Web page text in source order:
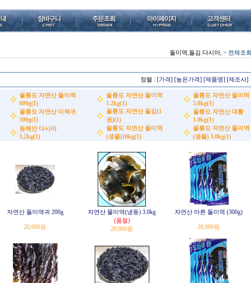
돌미역,돌김.다시마, > 전체조회
정렬 : [가격] [높은가격] [제품명] [제조사]
울릉도 자연산 돌미역
600g(1)
울릉도 자연산 돌미역
1.2kg(1)
울릉도 자연산 돌미역
5.0kg(1)
울릉도 자연산 미역귀
500g(1)
울릉도 자연산 돌김(1
권)(1)
울릉도 자연산 대황
1.0kg(1)
동해안 다시마
1.2kg(1)
울릉도 자연산 돌미역
(생물)10kg(1)
울릉도 자연산 돌미역
(생물) 3.0kg(1)
자연산 돌미역귀 200g
20,000원
자연산 물미역(냉동) 3.0kg
(품절)
20,000원
자연산 마른 돌미역 (300g)
28,000원